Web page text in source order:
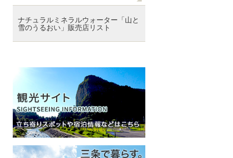
ナチュラルミネラルウォーター「山と
雪のうるおい」販売店リスト